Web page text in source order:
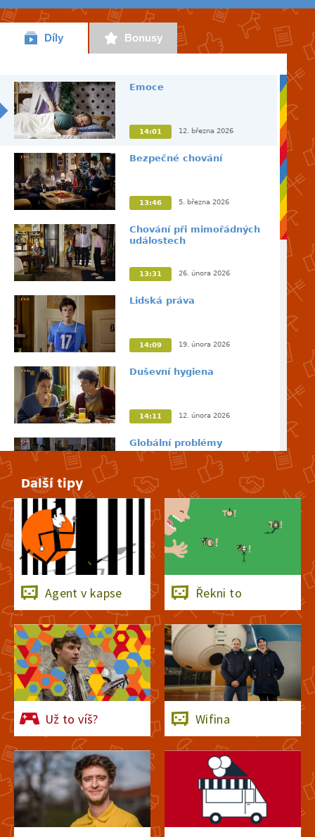
Díly Bonusy
Emoce
14:01 12. března 2026
Bezpečné chování
13:46 5. března 2026
Chování při mimořádných
událostech
13:31 26. února 2026
Lidská práva
14:09 19. února 2026
Duševní hygiena
14:11 12. února 2026
Globální problémy
13:57
Reklama
14:11 29. ledna 2026
Kulturní dědictví
13:57 22. ledna 2026
Kamarádství, přátelství,
láska
14:07 15. ledna 2026
Mezinárodní spolupráce
13:58 8. ledna 2026
Sváteční maratón
Další tipy
Agent v kapse Řekni to
Už to víš? Wifina